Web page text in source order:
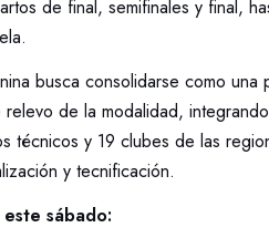
de final, semifinales y final,
busca consolidarse como
de la modalidad,
técnicos y 19 clubes de las
y tecnificación.
sábado: